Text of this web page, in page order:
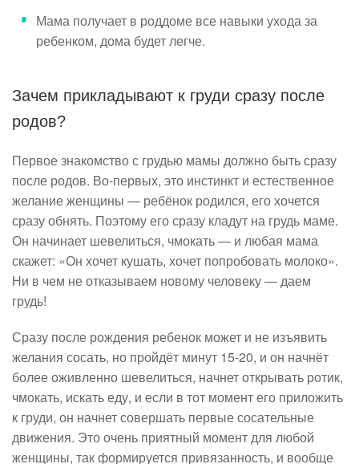
Мама получает в роддоме все навыки ухода за
ребенком, дома будет легче.
Зачем прикладывают к груди сразу после
родов?
Первое знакомство с грудью мамы должно быть сразу
после родов. Во-первых, это инстинкт и естественное
желание женщины — ребёнок родился, его хочется
сразу обнять. Поэтому его сразу кладут на грудь маме.
Он начинает шевелиться, чмокать — и любая мама
скажет: «Он хочет кушать, хочет попробовать молоко».
Ни в чем не отказываем новому человеку — даем
грудь!
Сразу после рождения ребенок может и не изъявить
желания сосать, но пройдёт минут 15-20, и он начнёт
более оживленно шевелиться, начнет открывать ротик,
чмокать, искать еду, и если в тот момент его приложить
к груди, он начнет совершать первые сосательные
движения. Это очень приятный момент для любой
женщины, так формируется привязанность, и вообще